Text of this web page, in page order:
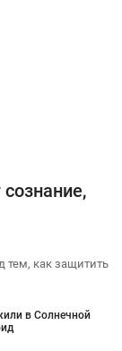
тем, как защитить
в Солнечной